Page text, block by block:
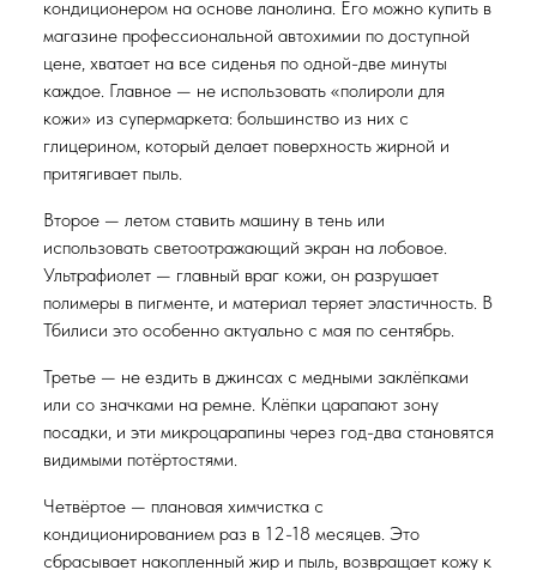
кондиционером на основе ланолина. Его можно купить в
магазине профессиональной автохимии по доступной
цене, хватает на все сиденья по одной-две минуты
каждое. Главное — не использовать «полироли для
кожи» из супермаркета: большинство из них с
глицерином, который делает поверхность жирной и
притягивает пыль.
Второе — летом ставить машину в тень или
использовать светоотражающий экран на лобовое.
Ультрафиолет — главный враг кожи, он разрушает
полимеры в пигменте, и материал теряет эластичность. В
Тбилиси это особенно актуально с мая по сентябрь.
Третье — не ездить в джинсах с медными заклёпками
или со значками на ремне. Клёпки царапают зону
посадки, и эти микроцарапины через год-два становятся
видимыми потёртостями.
Четвёртое — плановая химчистка с
кондиционированием раз в 12-18 месяцев. Это
сбрасывает накопленный жир и пыль, возвращает кожу к